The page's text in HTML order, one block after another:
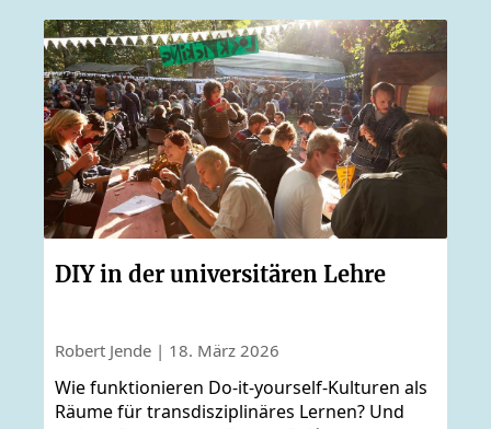
DIY in der universitären Lehre
Robert Jende | 18. März 2026
Wie funktionieren Do-it-yourself-Kulturen als
Räume für transdisziplinäres Lernen? Und